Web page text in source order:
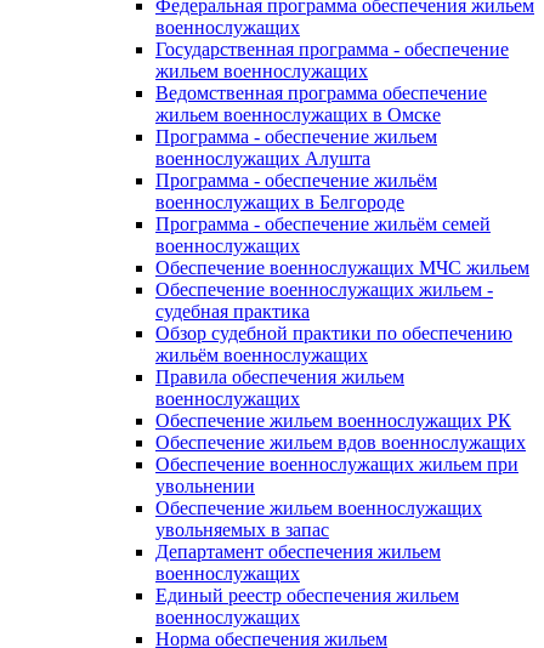
Федеральная программа обеспечения жильем
военнослужащих
Государственная программа - обеспечение
жильем военнослужащих
Ведомственная программа обеспечение
жильем военнослужащих в Омске
Программа - обеспечение жильем
военнослужащих Алушта
Программа - обеспечение жильём
военнослужащих в Белгороде
Программа - обеспечение жильём семей
военнослужащих
Обеспечение военнослужащих МЧС жильем
Обеспечение военнослужащих жильем -
судебная практика
Обзор судебной практики по обеспечению
жильём военнослужащих
Правила обеспечения жильем
военнослужащих
Обеспечение жильем военнослужащих РК
Обеспечение жильем вдов военнослужащих
Обеспечение военнослужащих жильем при
увольнении
Обеспечение жильем военнослужащих
увольняемых в запас
Департамент обеспечения жильем
военнослужащих
Единый реестр обеспечения жильем
военнослужащих
Норма обеспечения жильем